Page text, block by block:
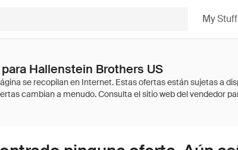
My Stuff
Hallenstein Brothers US